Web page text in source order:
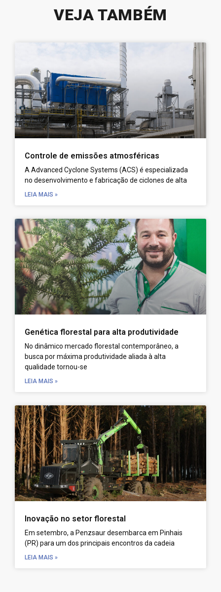
VEJA TAMBÉM
Controle de emissões atmosféricas
A Advanced Cyclone Systems (ACS) é especializada
no desenvolvimento e fabricação de ciclones de alta
LEIA MAIS »
Genética florestal para alta produtividade
No dinâmico mercado florestal contemporâneo, a
busca por máxima produtividade aliada à alta
qualidade tornou-se
LEIA MAIS »
Inovação no setor florestal
Em setembro, a Penzsaur desembarca em Pinhais
(PR) para um dos principais encontros da cadeia
LEIA MAIS »